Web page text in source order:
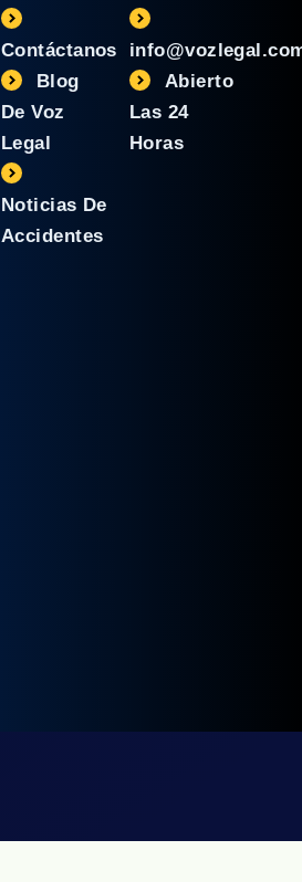
Contáctanos
Blog
De Voz
Legal
Noticias De
Accidentes
Abierto
Las 24
Horas